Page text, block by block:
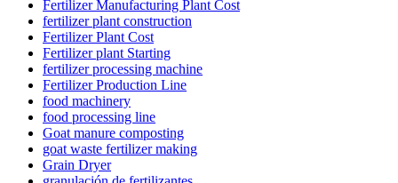
Fertilizer Manufacturing Plant Cost
fertilizer plant construction
Fertilizer Plant Cost
Fertilizer plant Starting
fertilizer processing machine
Fertilizer Production Line
food machinery
food processing line
Goat manure composting
goat waste fertilizer making
Grain Dryer